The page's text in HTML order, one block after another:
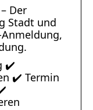
Der
Stadt und
Anmeldung,
✔️
✔️ Termin